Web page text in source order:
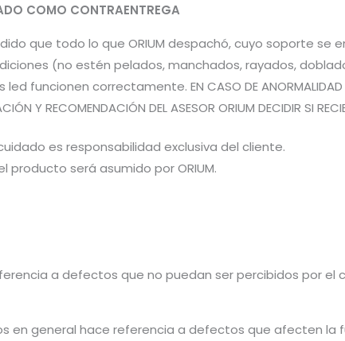
COMO CONTRAENTREGA
que todo lo que ORIUM despachó, cuyo soporte
(no estén pelados, manchados, rayados,
correctamente. EN CASO DE ANORMALIDAD
Y RECOMENDACIÓN DEL ASESOR ORIUM DECIDIR SI
es responsabilidad exclusiva del cliente.
será asumido por ORIUM.
a defectos que no puedan ser percibidos por el
en general hace referencia a defectos que afecten la